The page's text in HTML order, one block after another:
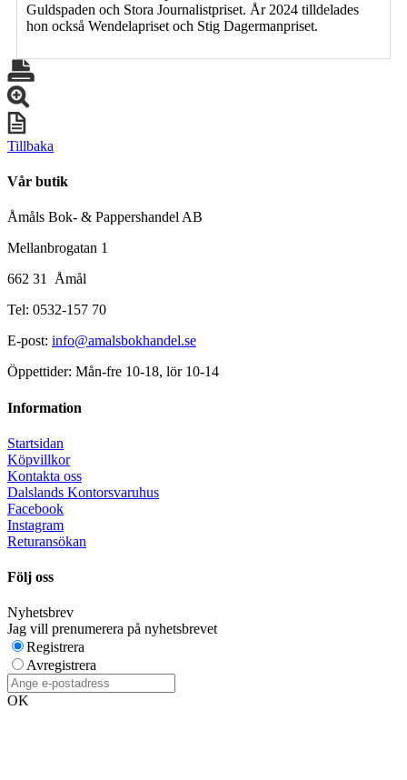
Guldspaden och Stora Journalistpriset. År 2024 tilldelades
hon också Wendelapriset och Stig Dagermanpriset.
Tillbaka
Vår butik
Åmåls Bok- & Pappershandel AB
Mellanbrogatan 1
662 31 Åmål
Tel: 0532-157 70
E-post: info@amalsbokhandel.se
Öppettider: Mån-fre 10-18, lör 10-14
Information
Startsidan
Köpvillkor
Kontakta oss
Dalslands Kontorsvaruhus
Facebook
Instagram
Returansökan
Följ oss
Nyhetsbrev
Jag vill prenumerera på nyhetsbrevet
Registrera
Avregistrera
OK